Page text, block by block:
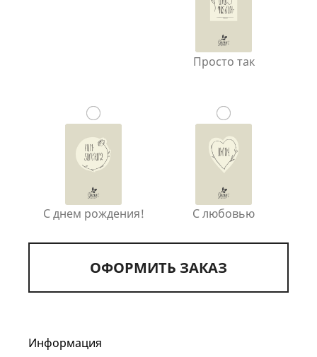
Просто так
С днем рождения! С любовью
ОФОРМИТЬ ЗАКАЗ
Информация